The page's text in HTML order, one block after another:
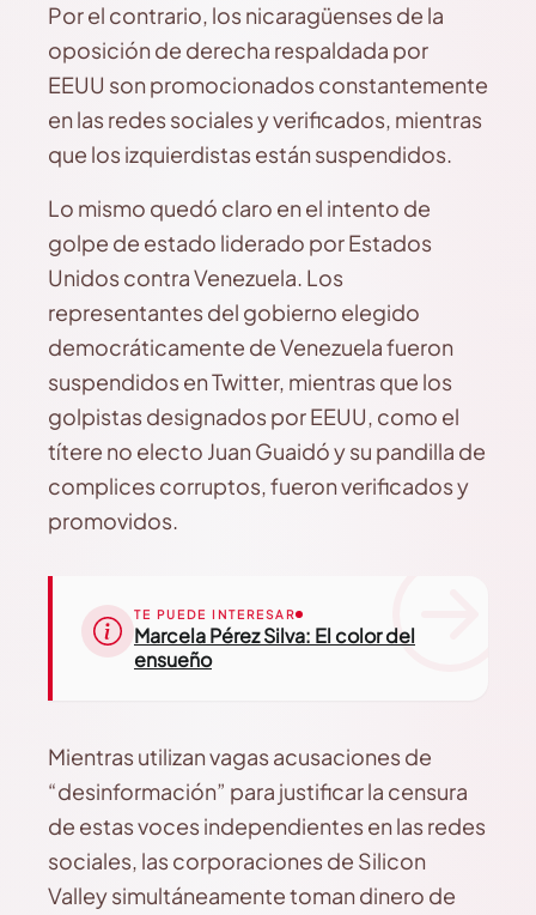
Por el contrario, los nicaragüenses de la
oposición de derecha respaldada por
EEUU son promocionados constantemente
en las redes sociales y verificados, mientras
que los izquierdistas están suspendidos.
Lo mismo quedó claro en el intento de
golpe de estado liderado por Estados
Unidos contra Venezuela. Los
representantes del gobierno elegido
democráticamente de Venezuela fueron
suspendidos en Twitter, mientras que los
golpistas designados por EEUU, como el
títere no electo Juan Guaidó y su pandilla de
complices corruptos, fueron verificados y
promovidos.
TE PUEDE INTERESAR
Marcela Pérez Silva: El color del
ensueño
Mientras utilizan vagas acusaciones de
“desinformación” para justificar la censura
de estas voces independientes en las redes
sociales, las corporaciones de Silicon
Valley simultáneamente toman dinero de